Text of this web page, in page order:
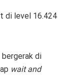
di level 16.424
bergerak di
wait and